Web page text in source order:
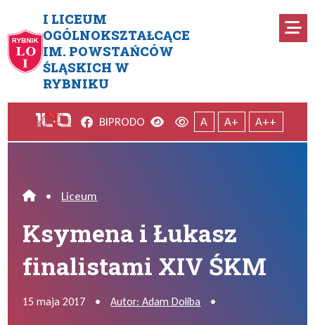
I LICEUM
OGÓLNOKSZTAŁCĄCE
IM. POWSTAŃCÓW
ŚLĄSKICH W
RYBNIKU
Ksymena i Łukasz
Facebook
BIPRODO Wersja kontrastowa
Wersja domyślna
A A+ A++
Home
• Liceum
Ksymena i Łukasz
finalistami XIV ŚKM
15 maja 2017 • Autor: Adam Doliba •